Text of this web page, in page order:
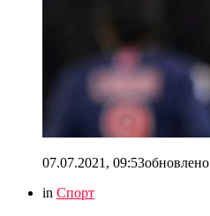
07.07.2021, 09:53обновлено
in Спорт